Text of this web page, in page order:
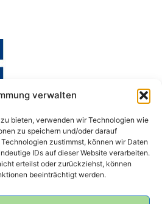
verwalten
bieten, verwenden wir Technologien wie
zu speichern und/oder darauf
zustimmst, können wir Daten
IDs auf dieser Website verarbeiten.
erteilst oder zurückziehst, können
beeinträchtigt werden.